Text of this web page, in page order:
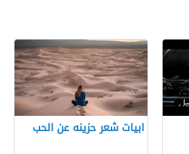
ابيات شعر حزينه عن الحب